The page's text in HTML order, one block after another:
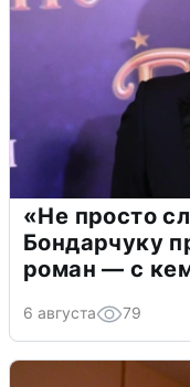
«Не просто
Бондарчуку
роман — с
6 августа 79